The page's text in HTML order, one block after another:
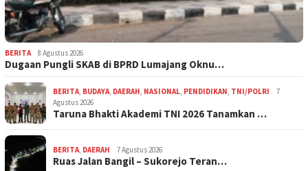
BERITA 8 Agustus 2026
Dugaan Pungli SKAB di BPRD Lumajang Oknu…
BERITA BUDAYA DAERAH NASIONAL PENDIDIKAN TNI/POLRI
7
Agustus 2026
Taruna Bhakti Akademi TNI 2026 Tanamkan …
BERITA DAERAH 7 Agustus 2026
Ruas Jalan Bangil – Sukorejo Teran…